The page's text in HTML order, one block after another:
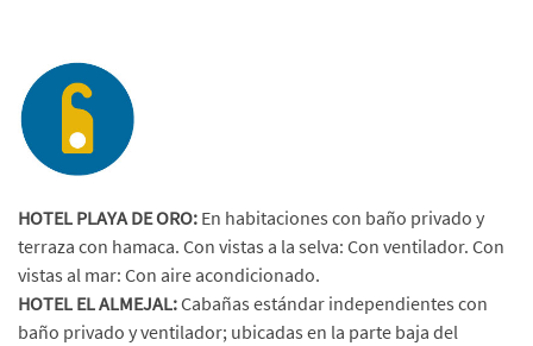
HOTEL PLAYA DE ORO: En habitaciones con baño privado y
terraza con hamaca. Con vistas a la selva: Con ventilador. Con
vistas al mar: Con aire acondicionado.
HOTEL EL ALMEJAL:Cabañas estándar independientes con
baño privado y ventilador; ubicadas en la parte baja del